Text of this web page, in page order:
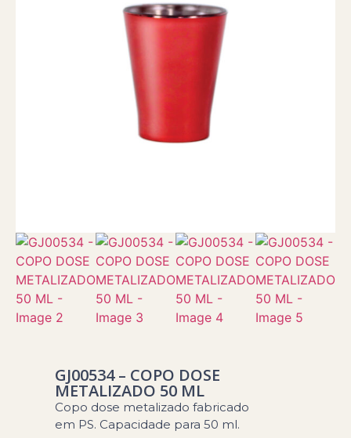
GJ00534 – COPO DOSE
METALIZADO 50 ML
Copo dose metalizado fabricado
em PS. Capacidade para 50 ml.